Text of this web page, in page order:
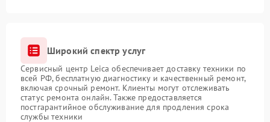
Широкий спектр услуг
Сервисный центр Leica обеспечивает доставку техники по
всей РФ, бесплатную диагностику и качественный ремонт,
включая срочный ремонт. Клиенты могут отслеживать
статус ремонта онлайн. Также предоставляется
постгарантийное обслуживание для продления срока
службы техники